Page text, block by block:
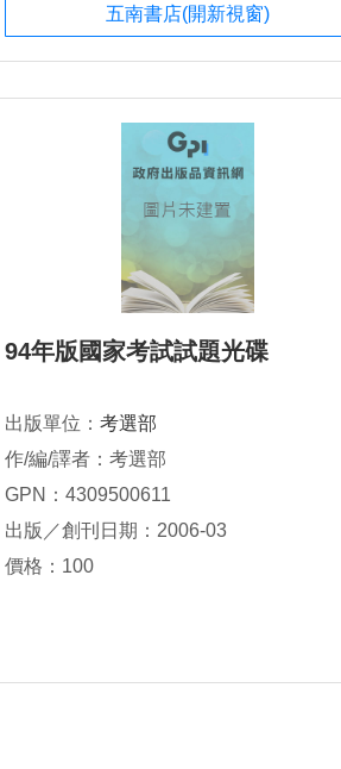
五南書店(開新視窗)
94年版國家考試試題光碟
出版單位： 考選部
作/編/譯者：考選部
GPN：4309500611
出版／創刊日期：2006-03
價格：100